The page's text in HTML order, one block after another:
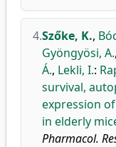
4.Szőke, K.,
Gyöngyösi, A.,
Á., Lekli, I.:
survival,
expression
in elderly
Pharmacol.